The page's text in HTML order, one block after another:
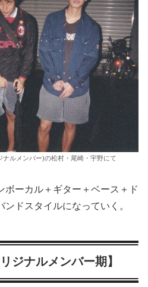
ルメンバー)の松村・尾崎・宇野にて
ボーカル＋ギター＋ベース＋ド
ドスタイルになっていく。
ジナルメンバー期】